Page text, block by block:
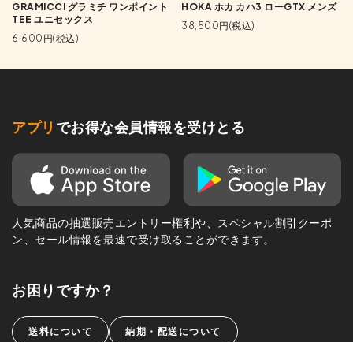
GRAMICCI グラミチ ワンポイント
TEE ユニセックス
6,600円(税込)
HOKA ホカ カハ3 ローGTX メンズ
38,500円(税込)
アプリ でお得な会員情報を受けとる
人気商品の抽選販売エントリー権利や、スペシャル割引クーポ
ン、セール情報を最速で受け取ることができます。
お困りですか？
送料について 納期・配送について